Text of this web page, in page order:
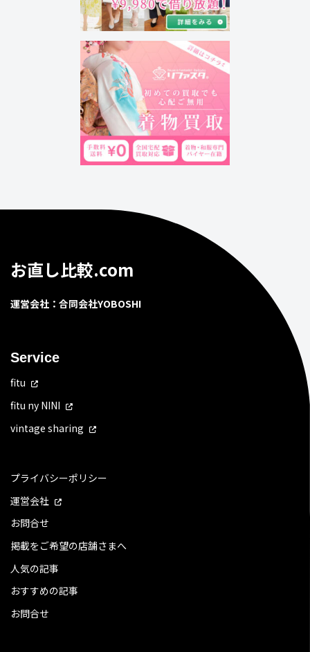
お直し比較.com
運営会社：合同会社YOBOSHI
Service
fitu
fitu ny NINI
vintage sharing
プライバシーポリシー
運営会社
お問合せ
掲載をご希望の店舗さまへ
人気の記事
おすすめの記事
お問合せ